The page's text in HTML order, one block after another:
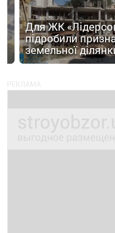
Для ЖК
підробили
земельної